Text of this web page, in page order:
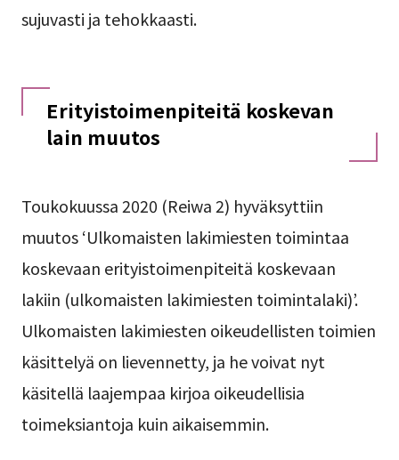
sujuvasti ja tehokkaasti.
Erityistoimenpiteitä koskevan
lain muutos
Toukokuussa 2020 (Reiwa 2) hyväksyttiin
muutos ‘Ulkomaisten lakimiesten toimintaa
koskevaan erityistoimenpiteitä koskevaan
lakiin (ulkomaisten lakimiesten toimintalaki)’.
Ulkomaisten lakimiesten oikeudellisten toimien
käsittelyä on lievennetty, ja he voivat nyt
käsitellä laajempaa kirjoa oikeudellisia
toimeksiantoja kuin aikaisemmin.